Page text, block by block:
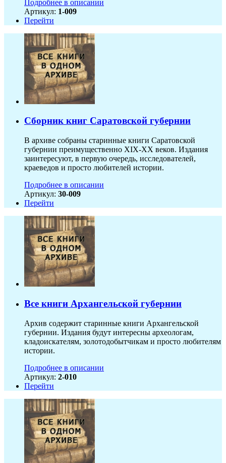
Подробнее в описании
Артикул: 1-009
Перейти
Сборник книг Саратовской губернии
В архиве собраны старинные книги Саратовской
губернии преимущественно XIX-ХХ веков. Издания
заинтересуют, в первую очередь, исследователей,
краеведов и просто любителей истории.
Подробнее в описании
Артикул: 30-009
Перейти
Все книги Архангельской губернии
Архив содержит старинные книги Архангельской
губернии. Издания будут интересны археологам,
кладоискателям, золотодобытчикам и просто любителям
истории.
Подробнее в описании
Артикул: 2-010
Перейти